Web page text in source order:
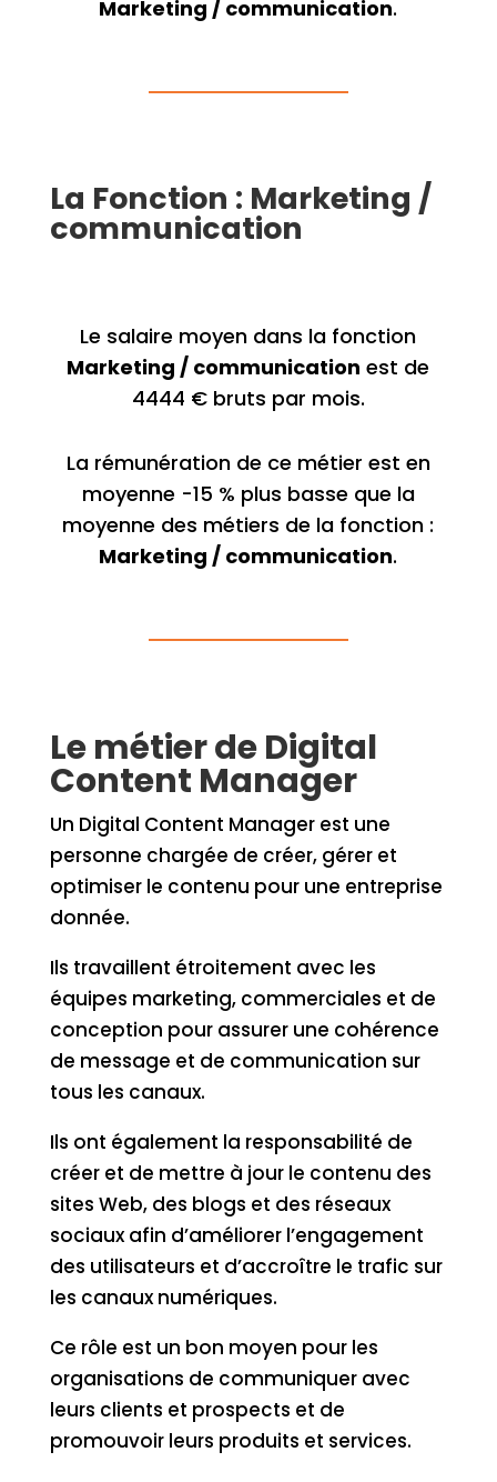
Marketing / communication.
La Fonction : Marketing /
communication
Le salaire moyen dans la fonction
Marketing / communication est de
4444 € bruts par mois.
La rémunération de ce métier est en
moyenne -15 % plus basse que la
moyenne des métiers de la fonction :
Marketing / communication.
Le métier de Digital
Content Manager
Un Digital Content Manager est une
personne chargée de créer, gérer et
optimiser le contenu pour une entreprise
donnée.
Ils travaillent étroitement avec les
équipes marketing, commerciales et de
conception pour assurer une cohérence
de message et de communication sur
tous les canaux.
Ils ont également la responsabilité de
créer et de mettre à jour le contenu des
sites Web, des blogs et des réseaux
sociaux afin d’améliorer l’engagement
des utilisateurs et d’accroître le trafic sur
les canaux numériques.
Ce rôle est un bon moyen pour les
organisations de communiquer avec
leurs clients et prospects et de
promouvoir leurs produits et services.